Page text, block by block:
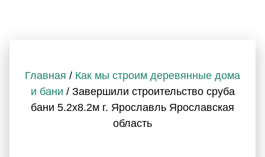
Главная / Как мы строим деревянные дома
и бани / Завершили строительство сруба
бани 5.2х8.2м г. Ярославль Ярославская
область